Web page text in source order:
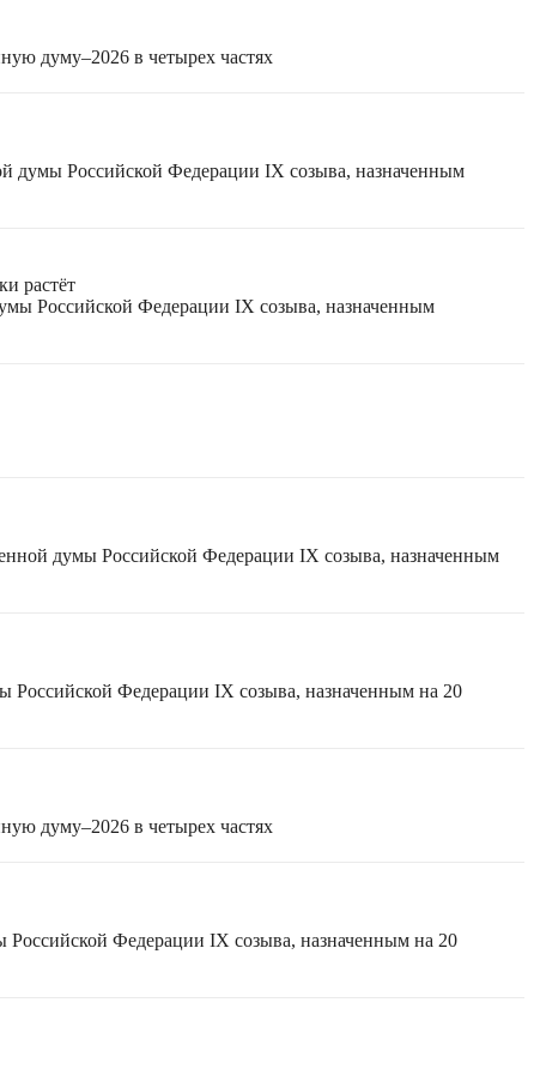
думу–2026 в четырех частях
думы Российской Федерации IX созыва, назначенным
растёт
Российской Федерации IX созыва, назначенным
думы Российской Федерации IX созыва, назначенным
Российской Федерации IX созыва, назначенным на 20
думу–2026 в четырех частях
Российской Федерации IX созыва, назначенным на 20